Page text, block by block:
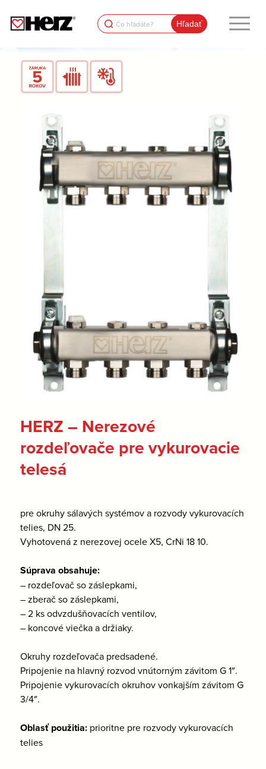
Search
for:
HERZ – Nerezové
rozdeľovače pre vykurovacie
telesá
pre okruhy sálavých systémov a rozvody vykurovacích
telies, DN 25.
Vyhotovená z nerezovej ocele X5, CrNi 18 10.
Súprava obsahuje:
– rozdeľovač so záslepkami,
– zberač so záslepkami,
– 2 ks odvzdušňovacích ventilov,
– koncové viečka a držiaky.
Okruhy rozdeľovača predsadené.
Pripojenie na hlavný rozvod vnútorným závitom G 1″.
Pripojenie vykurovacích okruhov vonkajším závitom G
3/4″.
Oblasť použitia:prioritne pre rozvody vykurovacích
telies